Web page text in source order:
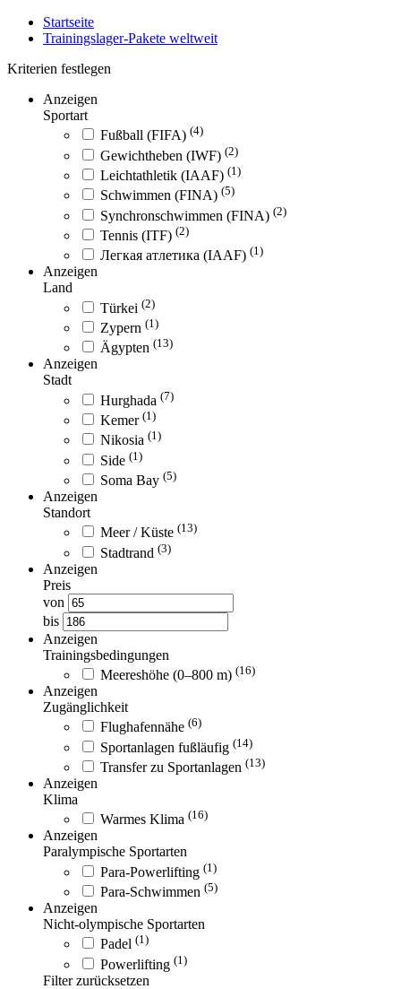
Startseite
Trainingslager-Pakete weltweit
Kriterien festlegen
Anzeigen
Sportart
Fußball (FIFA) (4)
Gewichtheben (IWF) (2)
Leichtathletik (IAAF) (1)
Schwimmen (FINA) (5)
Synchronschwimmen (FINA) (2)
Tennis (ITF) (2)
Легкая атлетика (IAAF) (1)
Anzeigen
Land
Türkei (2)
Zypern (1)
Ägypten (13)
Anzeigen
Stadt
Hurghada (7)
Kemer (1)
Nikosia (1)
Side (1)
Soma Bay (5)
Anzeigen
Standort
Meer / Küste (13)
Stadtrand (3)
Anzeigen
Preis
von
bis
Anzeigen
Trainingsbedingungen
Meereshöhe (0–800 m) (16)
Anzeigen
Zugänglichkeit
Flughafennähe (6)
Sportanlagen fußläufig (14)
Transfer zu Sportanlagen (13)
Anzeigen
Klima
Warmes Klima (16)
Anzeigen
Paralympische Sportarten
Para-Powerlifting (1)
Para-Schwimmen (5)
Anzeigen
Nicht-olympische Sportarten
Padel (1)
Powerlifting (1)
Filter zurücksetzen